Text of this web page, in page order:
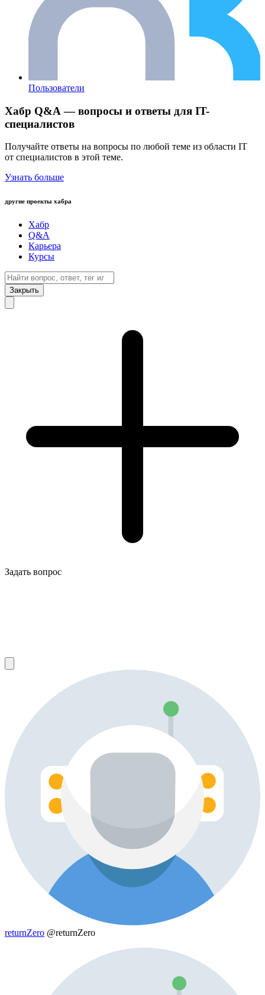
Пользователи
Хабр Q&A — вопросы и ответы для IT-
специалистов
Получайте ответы на вопросы по любой теме из области IT
от специалистов в этой теме.
Узнать больше
другие проекты хабра
Хабр
Q&A
Карьера
Курсы
Закрыть
Задать вопрос
returnZero @returnZero